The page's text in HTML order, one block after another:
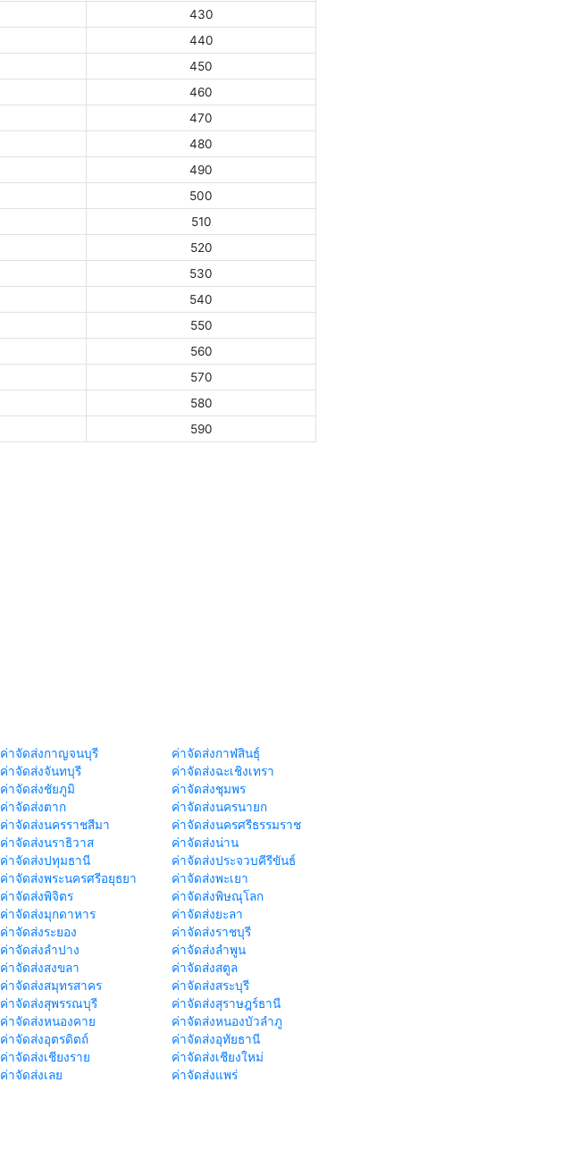
430
440
450
460
470
480
490
500
510
520
530
540
550
560
570
580
590
ค่าจัดส่งกาญจนบุรี
ค่าจัดส่งกาฬสินธุ์
ค่าจัดส่งจันทบุรี
ค่าจัดส่งฉะเชิงเทรา
ค่าจัดส่งชัยภูมิ
ค่าจัดส่งชุมพร
ค่าจัดส่งตาก
ค่าจัดส่งนครนายก
ค่าจัดส่งนครราชสีมา
ค่าจัดส่งนครศรีธรรมราช
ค่าจัดส่งนราธิวาส
ค่าจัดส่งน่าน
ค่าจัดส่งปทุมธานี
ค่าจัดส่งประจวบคีรีขันธ์
ค่าจัดส่งพระนครศรีอยุธยา
ค่าจัดส่งพะเยา
ค่าจัดส่งพิจิตร
ค่าจัดส่งพิษณุโลก
ค่าจัดส่งมุกดาหาร
ค่าจัดส่งยะลา
ค่าจัดส่งระยอง
ค่าจัดส่งราชบุรี
ค่าจัดส่งลำปาง
ค่าจัดส่งลำพูน
ค่าจัดส่งสงขลา
ค่าจัดส่งสตูล
ค่าจัดส่งสมุทรสาคร
ค่าจัดส่งสระบุรี
ค่าจัดส่งสุพรรณบุรี
ค่าจัดส่งสุราษฎร์ธานี
ค่าจัดส่งหนองคาย
ค่าจัดส่งหนองบัวลำภู
ค่าจัดส่งอุตรดิตถ์
ค่าจัดส่งอุทัยธานี
ค่าจัดส่งเชียงราย
ค่าจัดส่งเชียงใหม่
ค่าจัดส่งเลย
ค่าจัดส่งแพร่